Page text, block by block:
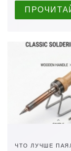
ЧТО ЛУЧШЕ